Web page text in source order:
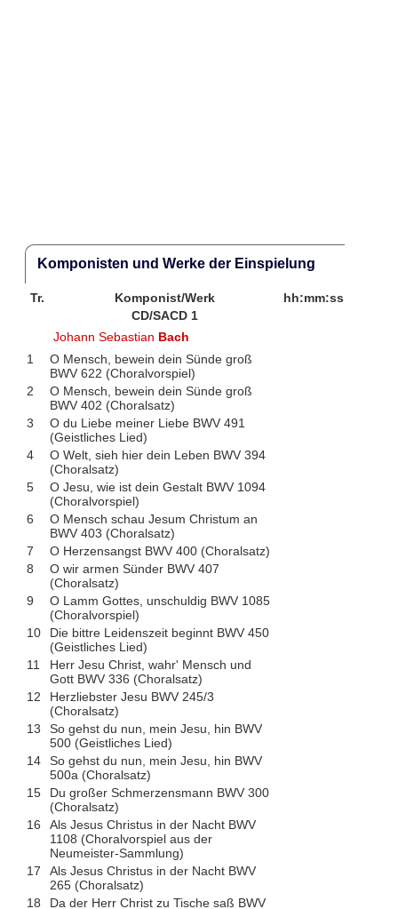
Komponisten und Werke der Einspielung
Tr. Komponist/Werk
hh:mm:ss
CD/SACD 1
Johann Sebastian Bach
1
O Mensch, bewein dein Sünde groß
BWV 622 (Choralvorspiel)
2
O Mensch, bewein dein Sünde groß
BWV 402 (Choralsatz)
3
O du Liebe meiner Liebe BWV 491
(Geistliches Lied)
4
O Welt, sieh hier dein Leben BWV 394
(Choralsatz)
5
O Jesu, wie ist dein Gestalt BWV 1094
(Choralvorspiel)
6
O Mensch schau Jesum Christum an
BWV 403 (Choralsatz)
7
O Herzensangst BWV 400 (Choralsatz)
8
O wir armen Sünder BWV 407
(Choralsatz)
9
O Lamm Gottes, unschuldig BWV 1085
(Choralvorspiel)
10
Die bittre Leidenszeit beginnt BWV 450
(Geistliches Lied)
11
Herr Jesu Christ, wahr' Mensch und
Gott BWV 336 (Choralsatz)
12
Herzliebster Jesu BWV 245/3
(Choralsatz)
13
So gehst du nun, mein Jesu, hin BWV
500 (Geistliches Lied)
14
So gehst du nun, mein Jesu, hin BWV
500a (Choralsatz)
15
Du großer Schmerzensmann BWV 300
(Choralsatz)
16
Als Jesus Christus in der Nacht BWV
1108 (Choralvorspiel aus der
Neumeister-Sammlung)
17
Als Jesus Christus in der Nacht BWV
265 (Choralsatz)
18
Da der Herr Christ zu Tische saß BWV